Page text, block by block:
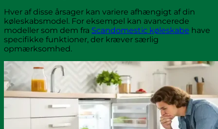
Hver af disse årsager kan variere afhængigt af din
køleskabsmodel. For eksempel kan avancerede
modeller som dem fra Scandomestic køleskabe have
specifikke funktioner, der kræver særlig
opmærksomhed.